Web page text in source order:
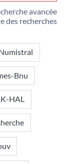
avancée
des recherches
Bnu
HAL